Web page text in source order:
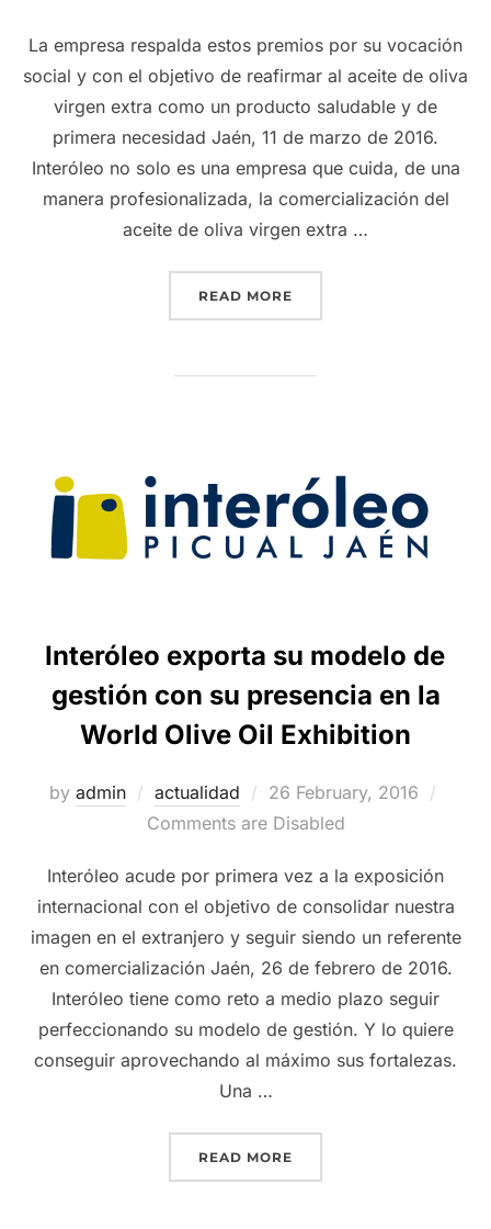
La empresa respalda estos premios por su vocación
social y con el objetivo de reafirmar al aceite de oliva
virgen extra como un producto saludable y de
primera necesidad Jaén, 11 de marzo de 2016.
Interóleo no solo es una empresa que cuida, de una
manera profesionalizada, la comercialización del
aceite de oliva virgen extra …
READ MORE
Interóleo exporta su modelo de
gestión con su presencia en la
World Olive Oil Exhibition
by admin actualidad
Posted
on
26 February, 2016
Comments are Disabled
Interóleo acude por primera vez a la exposición
internacional con el objetivo de consolidar nuestra
imagen en el extranjero y seguir siendo un referente
en comercialización Jaén, 26 de febrero de 2016.
Interóleo tiene como reto a medio plazo seguir
perfeccionando su modelo de gestión. Y lo quiere
conseguir aprovechando al máximo sus fortalezas.
Una …
READ MORE